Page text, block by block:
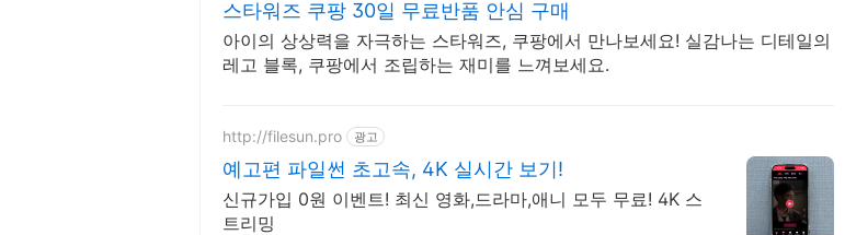
스타워즈 쿠팡 30일 무료반품 안심 구매
아이의 상상력을 자극하는 스타워즈, 쿠팡에서 만나보세요! 실감나는 디테일의
레고 블록, 쿠팡에서 조립하는 재미를 느껴보세요.
http://filesun.pro 광고
예고편 파일썬 초고속, 4K 실시간 보기!
신규가입 0원 이벤트! 최신 영화,드라마,애니 모두 무료! 4K 스
트리밍